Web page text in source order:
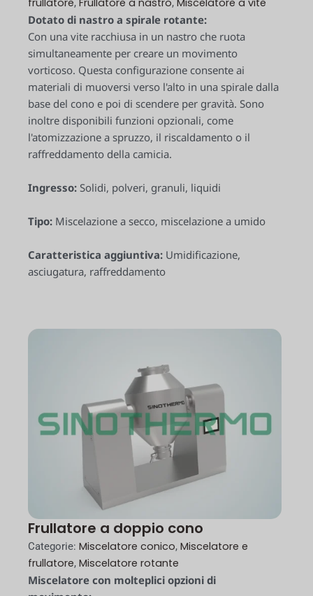
Dotato di nastro a spirale rotante:
Con una vite racchiusa in un nastro che ruota
simultaneamente per creare un movimento
vorticoso. Questa configurazione consente ai
materiali di muoversi verso l'alto in una spirale dalla
base del cono e poi di scendere per gravità. Sono
inoltre disponibili funzioni opzionali, come
l'atomizzazione a spruzzo, il riscaldamento o il
raffreddamento della camicia.
Ingresso: Solidi, polveri, granuli, liquidi
Tipo: Miscelazione a secco, miscelazione a umido
Caratteristica aggiuntiva: Umidificazione,
asciugatura, raffreddamento
Frullatore a doppio cono
Categorie: Miscelatore conico, Miscelatore e
frullatore, Miscelatore rotante
Miscelatore con molteplici opzioni di